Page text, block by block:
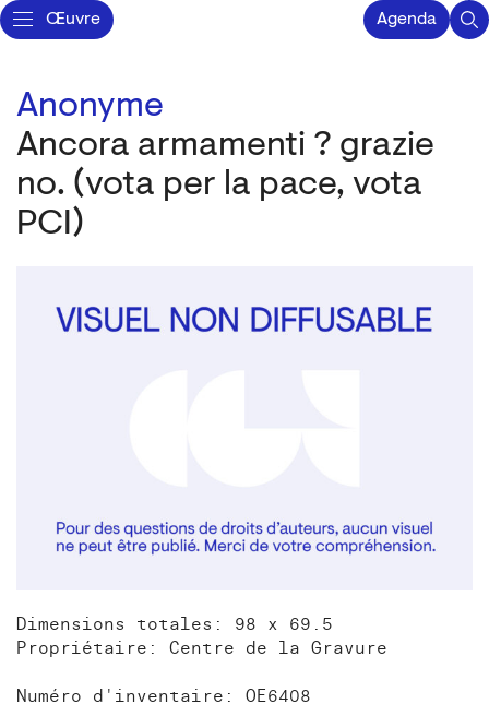
Œuvre Agenda
Anonyme
Ancora armamenti ? grazie
no. (vota per la pace, vota
PCI)
Dimensions totales: 98 x 69.5
Propriétaire: Centre de la Gravure
Numéro d'inventaire: OE6408